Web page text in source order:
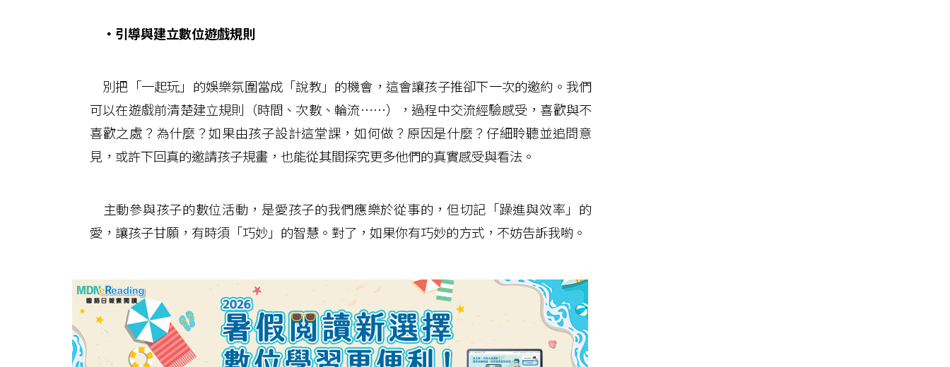
‧引導與建立數位遊戲規則
別把「一起玩」的娛樂氛圍當成「說教」的機會，這會讓孩子推卻下一次的邀約。我們
可以在遊戲前清楚建立規則（時間、次數、輪流……），過程中交流經驗感受，喜歡與不
喜歡之處？為什麼？如果由孩子設計這堂課，如何做？原因是什麼？仔細聆聽並追問意
見，或許下回真的邀請孩子規畫，也能從其間探究更多他們的真實感受與看法。
主動參與孩子的數位活動，是愛孩子的我們應樂於從事的，但切記「躁進與效率」的
愛，讓孩子甘願，有時須「巧妙」的智慧。對了，如果你有巧妙的方式，不妨告訴我喲。